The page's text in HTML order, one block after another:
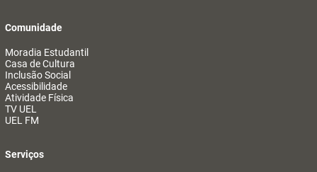
Comunidade
Moradia Estudantil
Casa de Cultura
Inclusão Social
Acessibilidade
Atividade Física
TV UEL
UEL FM
Serviços